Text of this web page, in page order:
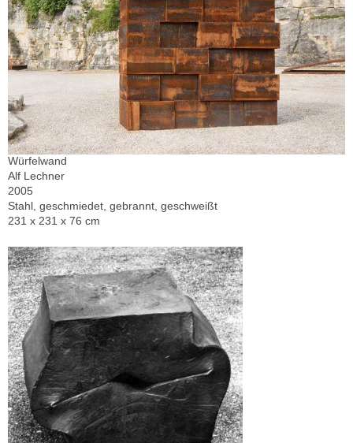
Würfelwand
Alf Lechner
2005
Stahl, geschmiedet, gebrannt, geschweißt
231 x 231 x 76 cm